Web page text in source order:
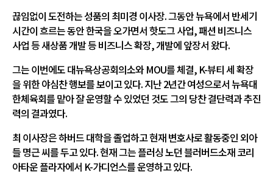
끊임없이 도전하는 성품의 최미경 이사장. 그동안 뉴욕에서 반세기
시간이 흐르는 동안 한국을 오가면서 핫도그 사업, 패션 비즈니스
사업 등 새상품 개발 등 비즈니스 확장, 개발에 앞장서 왔다.
그는 이번에도 대뉴욕상공회의소와 MOU를 체결, K-뷰티 세 확장
을 위한 야심찬 행보를 보이고 있다. 지난 2년간 여성으로서 뉴욕대
한체육회를 맡아 잘 운영할 수 있었던 것도 그의 당찬 결단력과 추진
력의 결과였다.
최 이사장은 하버드 대학을 졸업하고 현재 변호사로 활동중인 외아
들 명근 씨를 두고 있다. 현재 그는 플러싱 노던 블러버드소재 코리
아타운 플라자에서 K-가디언스를 운영하고 있다.